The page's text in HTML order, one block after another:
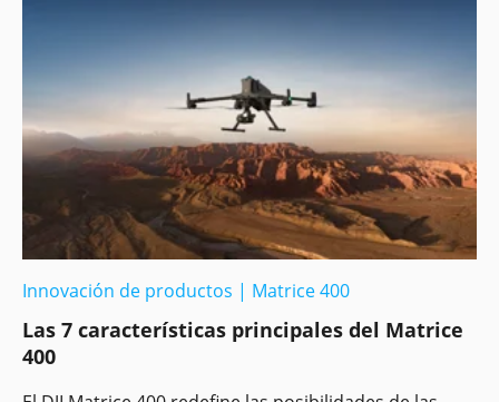
Innovación de productos | Matrice 400
Las 7 características principales del Matrice
400